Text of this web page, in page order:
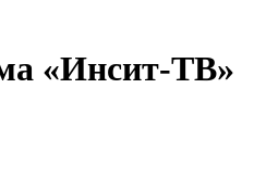
«Инсит-ТВ»